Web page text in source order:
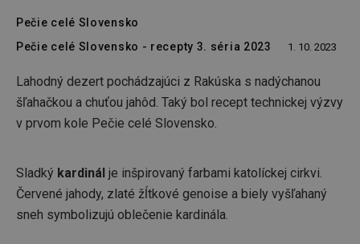
Pečie celé Slovensko
Pečie celé Slovensko - recepty 3. séria 2023
1. 10. 2023
Lahodný dezert pochádzajúci z Rakúska s nadýchanou
šľahačkou a chuťou jahôd. Taký bol recept technickej výzvy
v prvom kole Pečie celé Slovensko.
Sladký kardinál je inšpirovaný farbami katolíckej cirkvi.
Červené jahody, zlaté žĺtkové genoise a biely vyšľahaný
sneh symbolizujú oblečenie kardinála.